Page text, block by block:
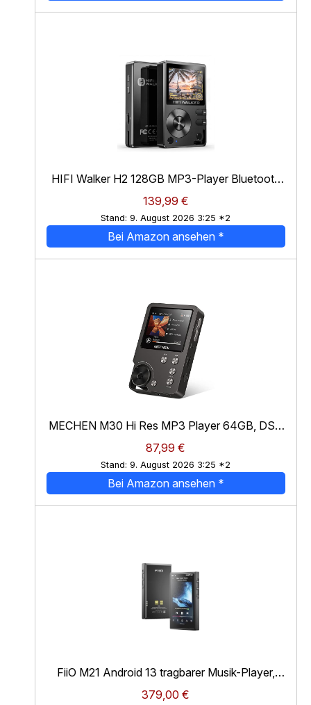
HIFI Walker H2 128GB MP3-Player Bluetooth
5.2 DSD DAC Hi-Res FLAC verlustfreier ...
139,99 €
Stand: 9. August 2026 3:25 *2
Bei Amazon ansehen *
MECHEN M30 Hi Res MP3 Player 64GB, DSD
FLAC DAC CUE
87,99 €
Stand: 9. August 2026 3:25 *2
Bei Amazon ansehen *
FiiO M21 Android 13 tragbarer Musik-Player,
MP3, Snapdragon 680, 4 x CS43198 DAC...
379,00 €